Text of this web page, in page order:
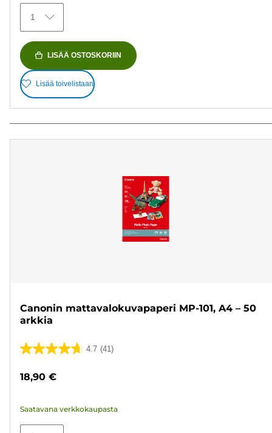
1
LISÄÄ OSTOSKORIIN
Lisää toivelistaan
Canonin mattavalokuvapaperi MP-101, A4 – 50
arkkia
4.7 (41)
4.7/5
41
18,90 €
Saatavana verkkokaupasta